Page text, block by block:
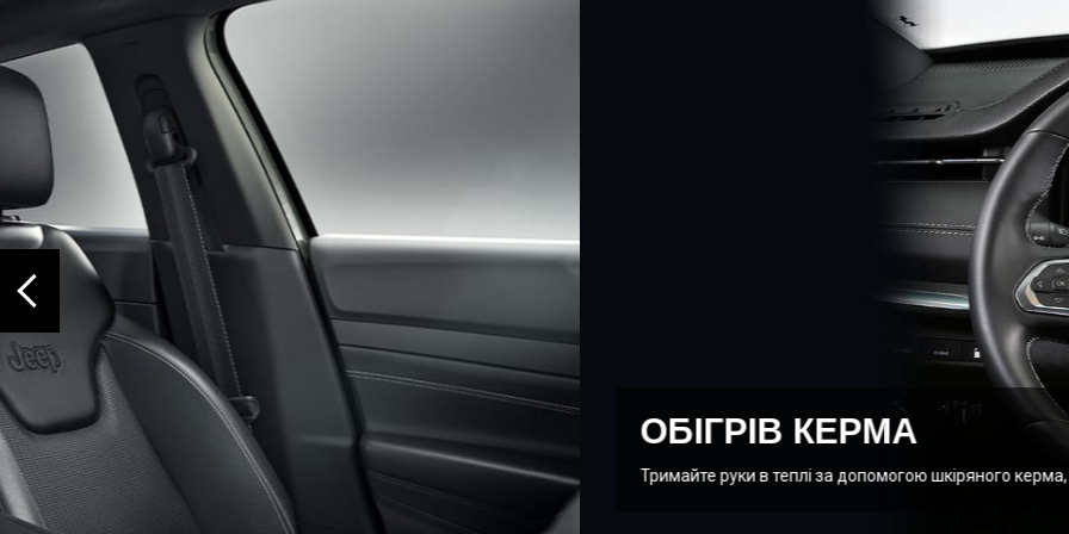
ОБІГРІВ КЕРМА
Тримайте руки в теплі за допомогою шкіряного керма, що має обігрів.
‹